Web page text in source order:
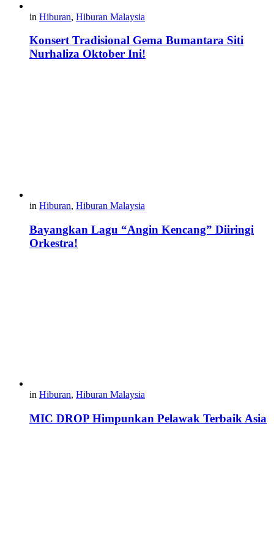
in Hiburan, Hiburan Malaysia
Konsert Tradisional Gema Bumantara Siti
Nurhaliza Oktober Ini!
in Hiburan, Hiburan Malaysia
Bayangkan Lagu “Angin Kencang” Diiringi
Orkestra!
in Hiburan, Hiburan Malaysia
MIC DROP Himpunkan Pelawak Terbaik Asia